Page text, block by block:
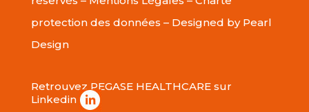
protection des données – Designed by Pearl
Design
Retrouvez PEGASE HEALTHCARE sur
Linkedin